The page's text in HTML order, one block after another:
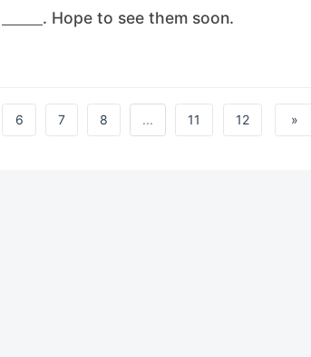
. Hope to see them soon.
6 7 8 ... 11 12 »